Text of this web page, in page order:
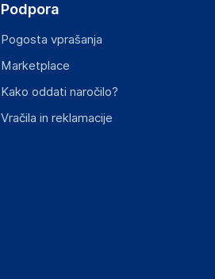
Podpora
Pogosta vprašanja
Marketplace
Kako oddati naročilo?
Vračila in reklamacije